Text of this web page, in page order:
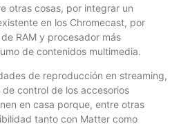
otras cosas, por integrar un
en los Chromecast, por
RAM y procesador más
de contenidos multimedia.
de reproducción en streaming,
control de los accesorios
en casa porque, entre otras
tanto con Matter como